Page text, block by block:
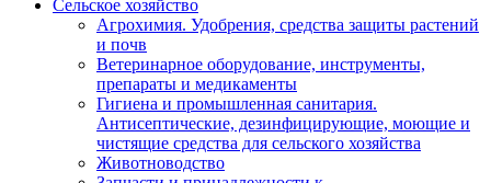
Сельское хозяйство
Агрохимия. Удобрения, средства защиты растений
и почв
Ветеринарное оборудование, инструменты,
препараты и медикаменты
Гигиена и промышленная санитария.
Антисептические, дезинфицирующие, моющие и
чистящие средства для сельского хозяйства
Животноводство